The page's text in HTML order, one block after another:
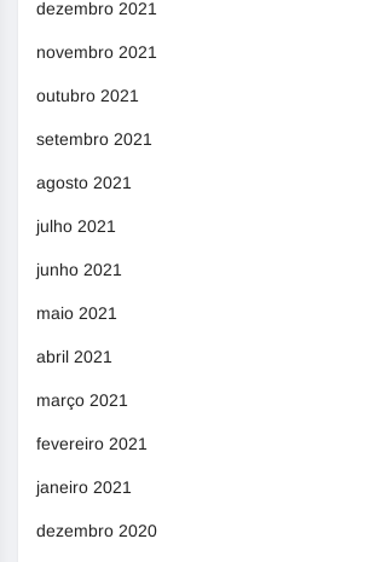
dezembro 2021
novembro 2021
outubro 2021
setembro 2021
agosto 2021
julho 2021
junho 2021
maio 2021
abril 2021
março 2021
fevereiro 2021
janeiro 2021
dezembro 2020